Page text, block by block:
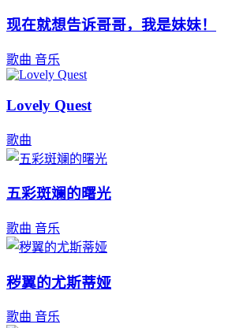
现在就想告诉哥哥，我是妹妹！
歌曲 音乐
Lovely Quest
歌曲
五彩斑斓的曙光
歌曲 音乐
秽翼的尤斯蒂娅
歌曲 音乐